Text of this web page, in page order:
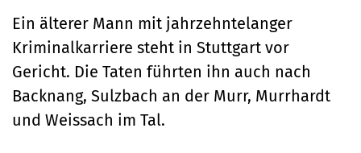
Ein älterer Mann mit jahrzehntelanger
Kriminalkarriere steht in Stuttgart vor
Gericht. Die Taten führten ihn auch nach
Backnang, Sulzbach an der Murr, Murrhardt
und Weissach im Tal.